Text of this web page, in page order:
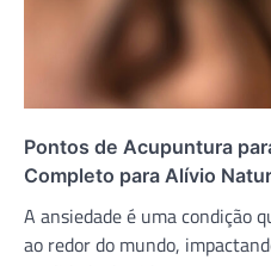
Pontos de Acupuntura
Completo para Alívio
A ansiedade é uma condição
ao redor do mundo,